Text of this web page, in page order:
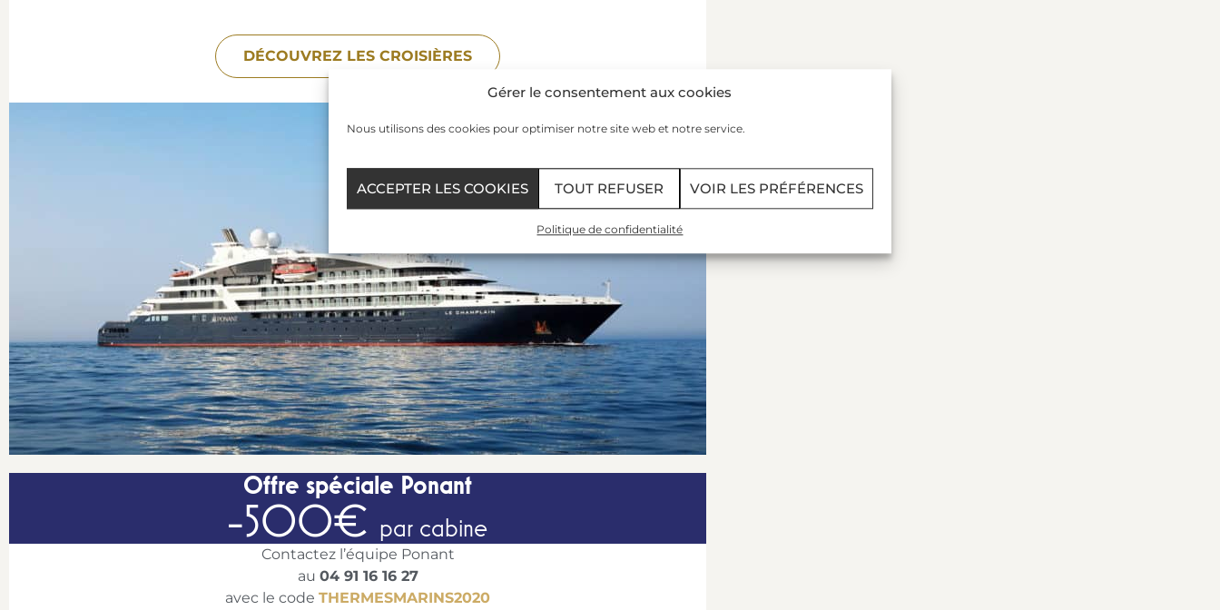
Gérer le consentement aux cookies
Nous utilisons des cookies pour optimiser notre site web et notre service.
ACCEPTER LES COOKIES TOUT REFUSER VOIR LES PRÉFÉRENCES
Politique de confidentialité
DÉCOUVREZ LES CROISIÈRES
Offre spéciale Ponant
-500€ par cabine
Contactez l’équipe Ponant
au 04 91 16 16 27
avec le code THERMESMARINS2020